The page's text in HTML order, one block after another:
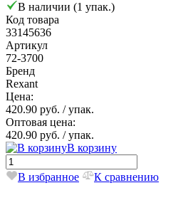
В наличии (1 упак.)
Код товара
33145636
Артикул
72-3700
Бренд
Rexant
Цена:
420.90 руб. / упак.
Оптовая цена:
420.90 руб. / упак.
В корзину
В избранное К сравнению